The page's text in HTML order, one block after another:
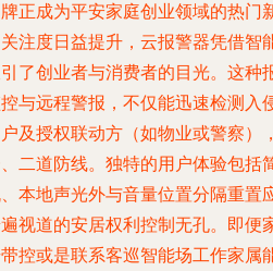
正成为平安家庭创业领域的热门
注度日益提升，云报警器凭借智
了创业者与消费者的目光。这种
与远程警报，不仅能迅速检测入
及授权联动方（如物业或警察）
二道防线。独特的用户体验包括
本地声光外与音量位置分隔重置
视道的安居权利控制无孔。即便
控或是联系客巡智能场工作家属